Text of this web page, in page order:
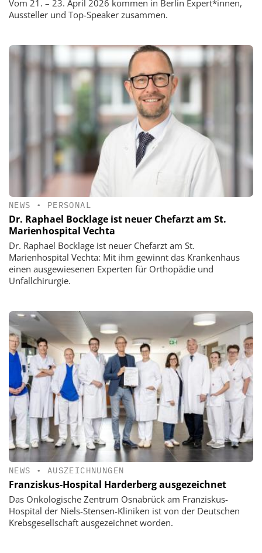
Vom 21. – 23. April 2026 kommen in Berlin Expert*innen,
Aussteller und Top-Speaker zusammen.
NEWS • PERSONAL
Dr. Raphael Bocklage ist neuer Chefarzt am St.
Marienhospital Vechta
Dr. Raphael Bocklage ist neuer Chefarzt am St.
Marienhospital Vechta: Mit ihm gewinnt das Krankenhaus
einen ausgewiesenen Experten für Orthopädie und
Unfallchirurgie.
NEWS • AUSZEICHNUNGEN
Franziskus-Hospital Harderberg ausgezeichnet
Das Onkologische Zentrum Osnabrück am Franziskus-
Hospital der Niels-Stensen-Kliniken ist von der Deutschen
Krebsgesellschaft ausgezeichnet worden.